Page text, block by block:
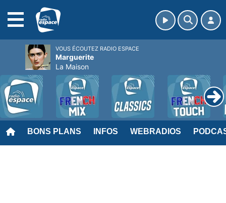
BONS PLANS INFOS WEBRADIOS
VOUS ÉCOUTEZ RADIO ESPACE
Marguerite
La Maison